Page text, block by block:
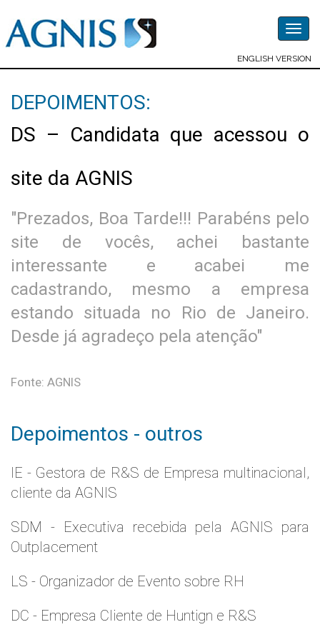
ENGLISH VERSION
DEPOIMENTOS:
DS – Candidata que acessou o
site da AGNIS
"Prezados, Boa Tarde!!! Parabéns pelo
site de vocês, achei bastante
interessante e acabei me
cadastrando, mesmo a empresa
estando situada no Rio de Janeiro.
Desde já agradeço pela atenção"
Fonte: AGNIS
Depoimentos - outros
IE - Gestora de R&S de Empresa multinacional,
cliente da AGNIS
SDM - Executiva recebida pela AGNIS para
Outplacement
LS - Organizador de Evento sobre RH
DC - Empresa Cliente de Huntign e R&S